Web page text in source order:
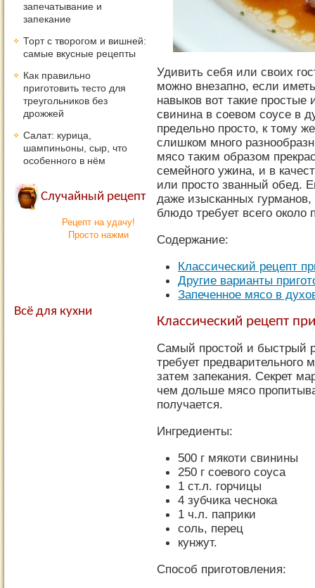
Удивить себя или своих
можно внезапно, если
навыков вот такие
свинина в соевом соусе в
предельно просто, к тому
слишком много
мясо таким образом
семейного ужина, и в
или просто званный обед.
даже изысканных
блюдо требует всего около
Содержание:
Классический рецепт
Другие варианты
Запеченное мясо в
Классический рецепт
Самый простой и быстрый
требует
затем запекания. Секрет
чем дольше мясо
получается.
Ингредиенты:
500 г мякоти свинины
250 г соевого соуса
1 ст.л. горчицы
4 зубчика чеснока
1 ч.л. паприки
соль, перец
кунжут.
Способ приготовления:
запечатывание и
запекание
Торт с творогом и вишней:
самые вкусные рецепты
Как правильно
приготовить тесто для
треугольников без
дрожжей
Салат: курица,
шампиньоны, сыр, что
особенного в нём
Случайный рецепт
Рецепт на удачу!
Просто нажми
Всё для кухни